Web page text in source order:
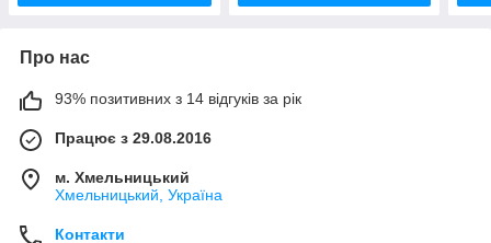
Про нас
93% позитивних з 14 відгуків за рік
Працює з 29.08.2016
м. Хмельницький
Хмельницький, Україна
Контакти